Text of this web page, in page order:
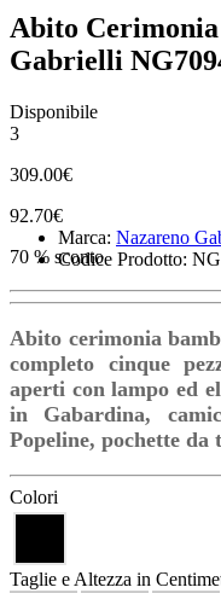
Abito
Gabrielli
Disponibile
3
309.00€
92.70€
70 % sconto
Marca: Nazareno
Codice Prodotto:
Abito cerimonia
completo cinque
aperti con lampo ed
in Gabardina,
Popeline, pochette da
Colori
Taglie e Altezza in